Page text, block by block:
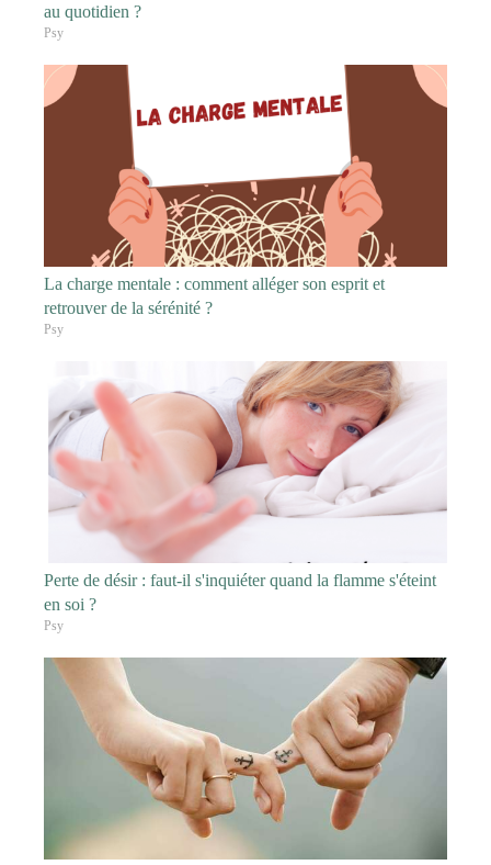
au quotidien ?
Psy
La charge mentale : comment alléger son esprit et
retrouver de la sérénité ?
Psy
Perte de désir : faut-il s'inquiéter quand la flamme s'éteint
en soi ?
Psy